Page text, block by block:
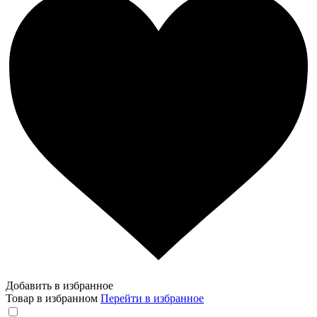
Добавить в избранное
Товар в избранном Перейти в избранное